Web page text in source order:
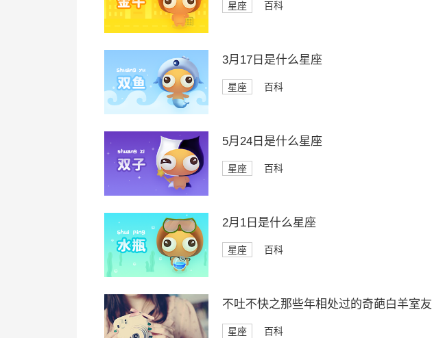
星座 百科
3月17日是什么星座
星座 百科
5月24日是什么星座
星座 百科
2月1日是什么星座
星座 百科
不吐不快之那些年相处过的奇葩白羊室友
星座 百科